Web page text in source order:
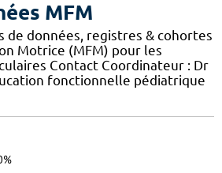
MFM
de données, registres & cohortes
Motrice (MFM) pour les
Contact Coordinateur : Dr
fonctionnelle pédiatrique